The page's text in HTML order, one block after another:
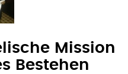
Bestehen